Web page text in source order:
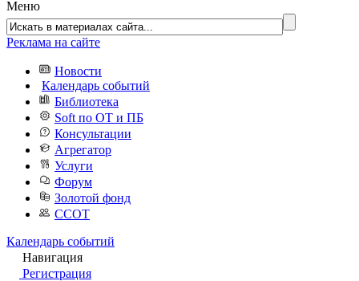
Меню
Реклама на сайте
Новости
Календарь событий
Библиотека
Soft по ОТ и ПБ
Консультации
Агрегатор
Услуги
Форум
Золотой фонд
ССОТ
Календарь событий
Навигация
Регистрация